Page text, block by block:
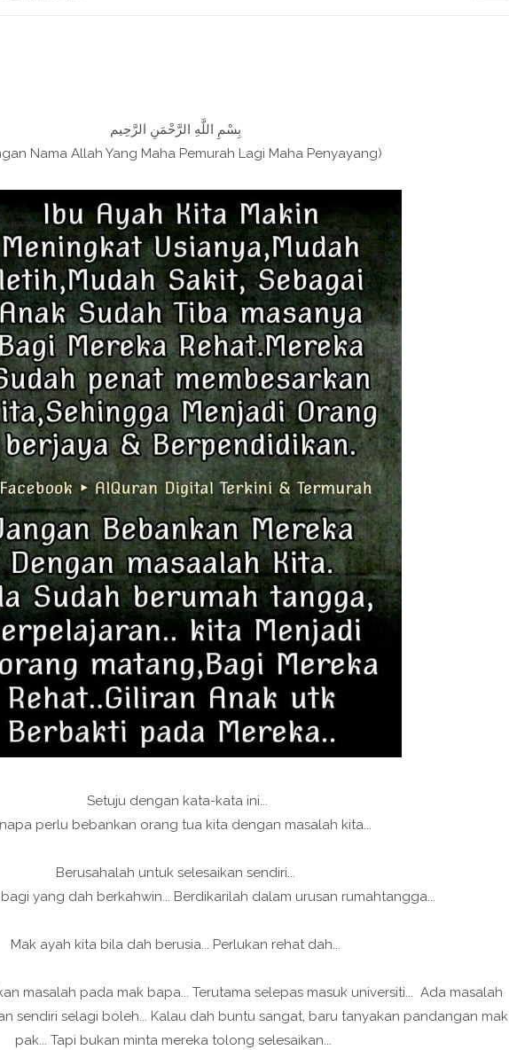
Nama Allah Yang Maha Pemurah Lagi Maha Penyayang)
Setuju dengan kata-kata ini...
perlu bebankan orang tua kita dengan masalah kita...
Berusahalah untuk selesaikan sendiri...
yang dah berkahwin... Berdikarilah dalam urusan rumahtangga...
Mak ayah kita bila dah berusia... Perlukan rehat dah...
masalah pada mak bapa... Terutama selepas masuk universiti... Ada masalah
sendiri selagi boleh... Kalau dah buntu sangat, baru tanyakan pandangan mak
pak... Tapi bukan minta mereka tolong selesaikan...